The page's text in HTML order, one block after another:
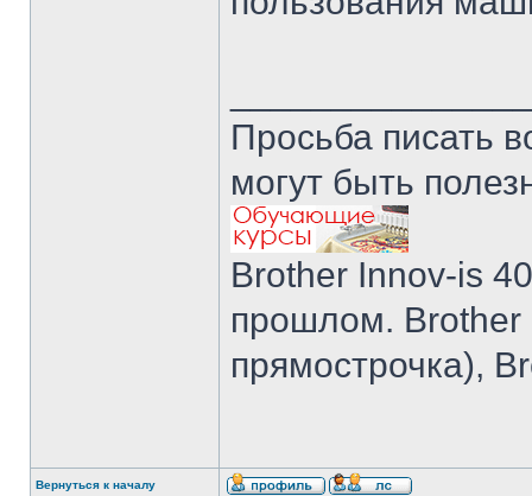
Просьба писать
могут быть
Brother Innov-is
прошлом. Brother
прямострочка),
Вернуться к началу